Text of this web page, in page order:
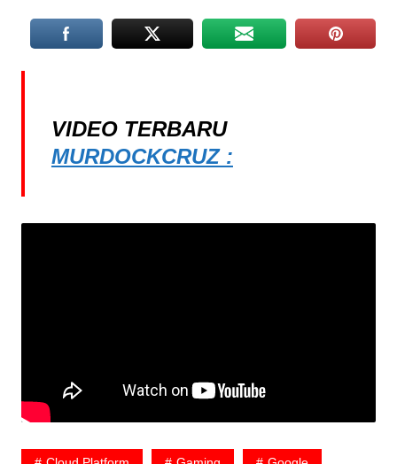
VIDEO TERBARU
MURDOCKCRUZ :